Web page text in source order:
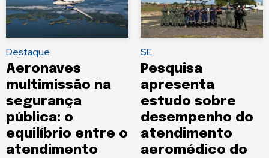
Destaque
Aeronaves
multimissão na
segurança
pública: o
equilíbrio entre o
atendimento
SE
Pesquisa
apresenta
estudo sobre
desempenho do
atendimento
aeromédico do